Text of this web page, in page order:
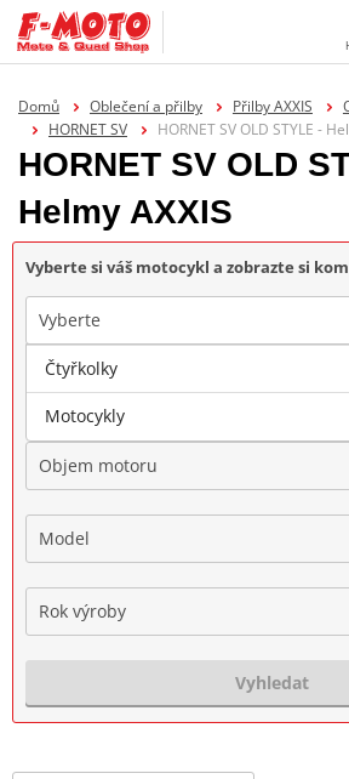
Domů Oblečení a přilby Přilby AXXIS
HORNET SV
HORNET SV OLD STYLE -
HORNET SV OLD
Helmy AXXIS
Vyberte si váš motocykl a zobrazte si
Vyberte
Značka
Objem motoru
Model
Rok výroby
Vyhledat
Čtyřkolky
Motocykly